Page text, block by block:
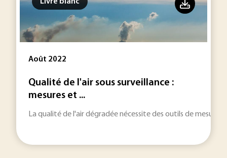
Août 2022
Qualité de l'air sous surveillance :
mesures et ...
La qualité de l'air dégradée nécessite des outils de